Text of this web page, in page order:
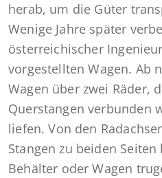
herab, um die Güter
Wenige Jahre später
österreichischer
vorgestellten Wagen. Ab
Wagen über zwei Räder,
Querstangen verbunden
liefen. Von den
Stangen zu beiden
Behälter oder Wagen